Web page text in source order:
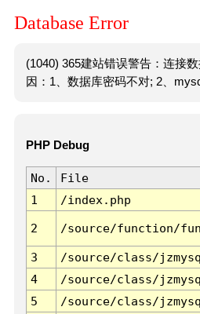
Database Error
(1040) 365建站错误警告：连接
因：1、数据库密码不对; 2、
PHP Debug
No. File
1
/index.php
2 /source/function/
3 /source/class/
4
/source/class/
5
/source/class/